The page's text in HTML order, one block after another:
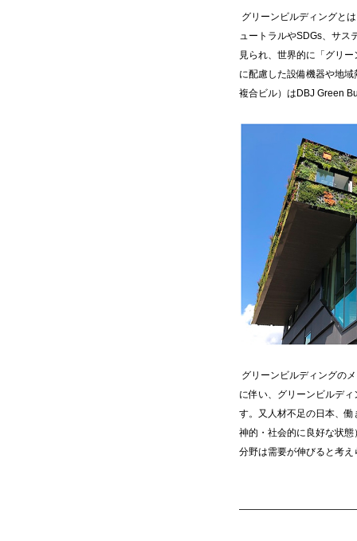
グリーンビルディングと
ュートラルやSDGs、サス
見られ、世界的に「グリ
に配慮した設備機器や地
複合ビル）はDBJ Green
グリーンビルディングの
に伴い、グリーンビルデ
す。又人材不足の日本、
神的・社会的に良好な状
分野は需要が伸びると考